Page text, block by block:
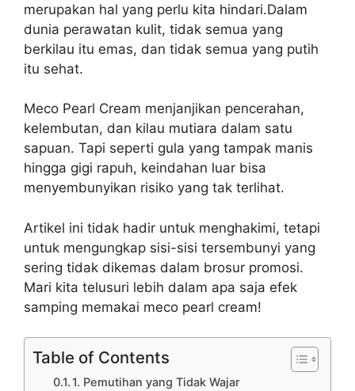
merupakan hal yang perlu kita hindari.Dalam
dunia perawatan kulit, tidak semua yang
berkilau itu emas, dan tidak semua yang putih
itu sehat.
Meco Pearl Cream menjanjikan pencerahan,
kelembutan, dan kilau mutiara dalam satu
sapuan. Tapi seperti gula yang tampak manis
hingga gigi rapuh, keindahan luar bisa
menyembunyikan risiko yang tak terlihat.
Artikel ini tidak hadir untuk menghakimi, tetapi
untuk mengungkap sisi-sisi tersembunyi yang
sering tidak dikemas dalam brosur promosi.
Mari kita telusuri lebih dalam apa saja efek
samping memakai meco pearl cream!
Table of Contents
1. Pemutihan yang Tidak Wajar